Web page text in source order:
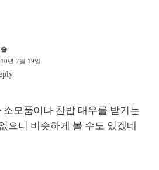
년 7월 19일
소모품이나 찬밥 대우를 받기는
으니 비슷하게 볼 수도 있겠네